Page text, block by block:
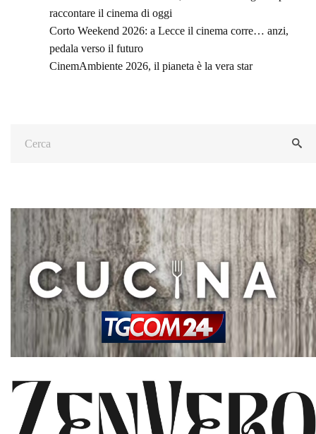
raccontare il cinema di oggi
Corto Weekend 2026: a Lecce il cinema corre… anzi,
pedala verso il futuro
CinemAmbiente 2026, il pianeta è la vera star